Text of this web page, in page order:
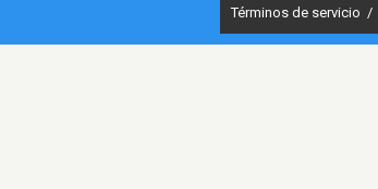
Términos de servicio /